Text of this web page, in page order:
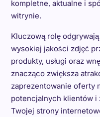
kompletne, aktualne i
witrynie.
Kluczową rolę
wysokiej jakości zdjęć
produkty, usługi oraz
znacząco zwiększa
zaprezentowanie oferty
potencjalnych klientów i
Twojej strony